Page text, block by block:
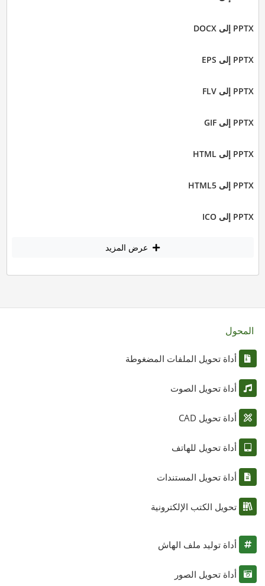
PPTX إلى DOCX
PPTX إلى EPS
PPTX إلى FLV
PPTX إلى GIF
PPTX إلى HTML
PPTX إلى HTML5
PPTX إلى ICO
عرض المزيد
المحول
أداة تحويل الملفات المضغوطة
أداة تحويل الصوت
أداة تحويل CAD
أداة تحويل للهاتف
أداة تحويل المستندات
تحويل الكتب الإلكترونية
أداة توليد ملف الهاش
أداة تحويل الصور